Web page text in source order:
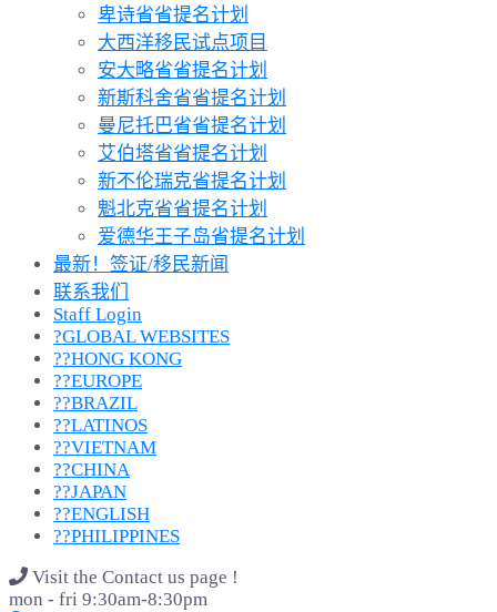
卑诗省省提名计划
大西洋移民试点项目
安大略省省提名计划
新斯科舍省省提名计划
曼尼托巴省省提名计划
艾伯塔省省提名计划
新不伦瑞克省提名计划
魁北克省省提名计划
爱德华王子岛省提名计划
最新！签证/移民新闻
联系我们
Staff Login
?GLOBAL WEBSITES
??HONG KONG
??EUROPE
??BRAZIL
??LATINOS
??VIETNAM
??CHINA
??JAPAN
??ENGLISH
??PHILIPPINES
Visit the Contact us page !
mon - fri 9:30am-8:30pm